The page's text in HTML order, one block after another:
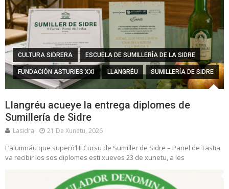
CULTURA SIDRERA ESCUELA DE SUMILLERÍA DE LA SIDRE
FUNDACIÓN ASTURIES XXI LLANGRÉU SUMILLERÍA DE SIDRE
Llangréu acueye la entrega diplomes de
Sumillería de Sidre
Lasidra 21 De Xunetu, 2026
L’alumnáu que superó’l II Cursu de Sumiller de Sidre – Panel de Tastia
va recibir los sos diplomes esti xueves 23 de xunetu, a les